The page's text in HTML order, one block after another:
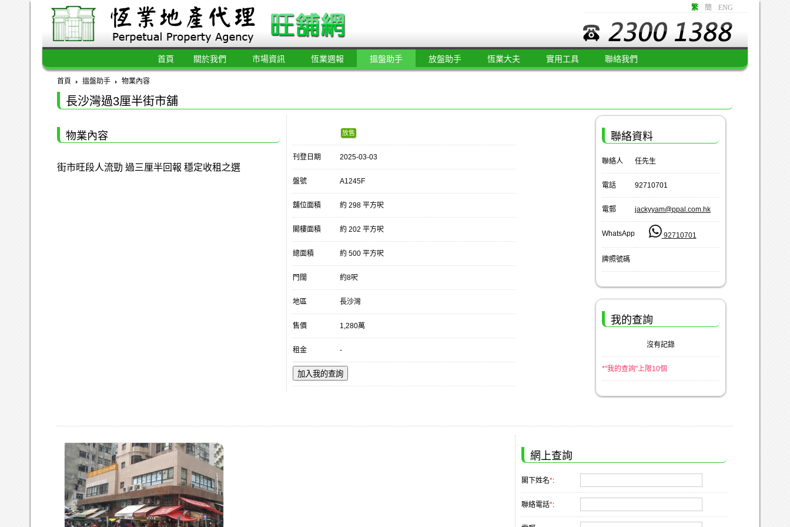
繁 簡 ENG
首頁 關於我們 市場資訊 恆業週報 搵盤助手 放盤助手 恆業大夫 實用工具 聯絡我們
首頁 搵盤助手 物業內容
長沙灣過3厘半街市舖
物業內容
街市旺段人流勁 過三厘半回報 穩定收租之選
放售
刊登日期 2025-03-03
盤號 A1245F
舖位面積 約 298 平方呎
閣樓面積 約 202 平方呎
總面積 約 500 平方呎
門闊 約8呎
地區 長沙灣
售價 1,280萬
租金 -
加入我的查詢
聯絡資料
聯絡人 任先生
電話 92710701
電郵 jackyyam@ppal.com.hk
WhatsApp 92710701
牌照號碼
我的查詢
沒有記錄
*"我的查詢"上限10個
網上查詢
閣下姓名*:
聯絡電話*: